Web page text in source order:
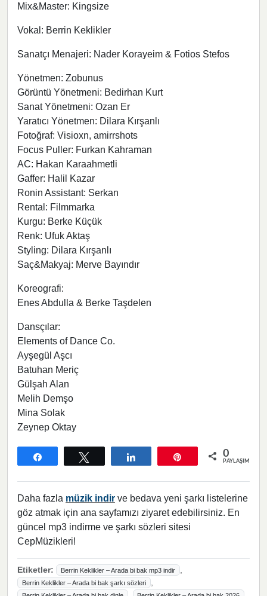
Mix&Master: Kingsize
Vokal: Berrin Keklikler
Sanatçı Menajeri: Nader Korayeim & Fotios Stefos
Yönetmen: Zobunus
Görüntü Yönetmeni: Bedirhan Kurt
Sanat Yönetmeni: Ozan Er
Yaratıcı Yönetmen: Dilara Kırşanlı
Fotoğraf: Visioxn, amirrshots
Focus Puller: Furkan Kahraman
AC: Hakan Karaahmetli
Gaffer: Halil Kazar
Ronin Assistant: Serkan
Rental: Filmmarka
Kurgu: Berke Küçük
Renk: Ufuk Aktaş
Styling: Dilara Kırşanlı
Saç&Makyaj: Merve Bayındır
Koreografi:
Enes Abdulla & Berke Taşdelen
Dansçılar:
Elements of Dance Co.
Ayşegül Aşcı
Batuhan Meriç
Gülşah Alan
Melih Demşo
Mina Solak
Zeynep Oktay
0
PAYLAŞIMLAR
Daha fazla müzik indir ve bedava yeni şarkı listelerine
göz atmak için ana sayfamızı ziyaret edebilirsiniz. En
güncel mp3 indirme ve şarkı sözleri sitesi
CepMüzikleri!
Etiketler: Berrin Keklikler – Arada bi bak mp3 indir ,
Berrin Keklikler – Arada bi bak şarkı sözleri ,